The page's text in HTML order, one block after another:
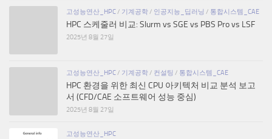
고성능연산_HPC/ 기계공학/ 인공지능_딥러닝 / 통합시스템_CAE
HPC 스케줄러 비교: Slurm vs SGE vs PBS Pro vs LSF
2025년 8월 27일
고성능연산_HPC/ 기계공학/ 컨설팅 / 통합시스템_CAE
HPC 환경을 위한 최신 CPU 아키텍처 비교 분석 보고
서 (CFD/CAE 소프트웨어 성능 중심)
2025년 8월 27일
고성능연산_HPC